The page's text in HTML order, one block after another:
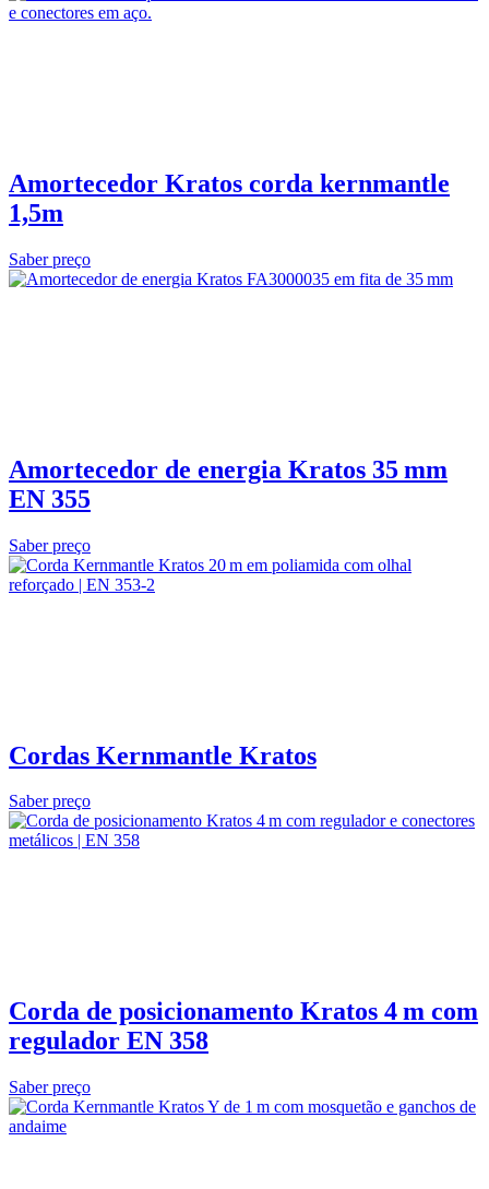
Amortecedor Kratos corda kernmantle
1,5m
Saber preço
Amortecedor de energia Kratos 35 mm
EN 355
Saber preço
Cordas Kernmantle Kratos
Saber preço
Corda de posicionamento Kratos 4 m com
regulador EN 358
Saber preço